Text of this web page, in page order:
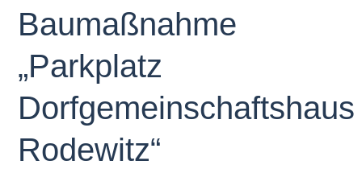
Baumaßnahme
„Parkplatz
Dorfgemeinschaftshaus
Rodewitz“